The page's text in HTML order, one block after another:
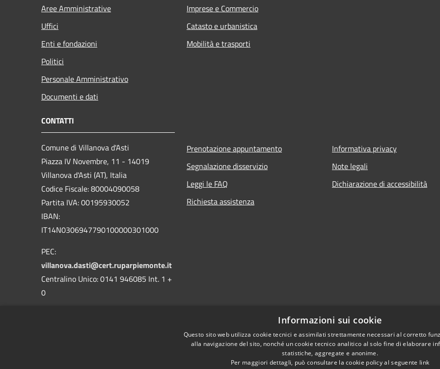
Aree Amministrative
Uffici
Enti e fondazioni
Politici
Personale Amministrativo
Documenti e dati
Imprese e Commercio
Catasto e urbanistica
Mobilità e trasporti
CONTATTI
Comune di Villanova d'Asti
Piazza IV Novembre, 11 - 14019
Villanova d'Asti (AT), Italia
Codice Fiscale: 80004090058
Partita IVA: 00195930052
IBAN:
IT14N0306947790100000301000
PEC:
villanova.dasti@cert.ruparpiemonte.it
Centralino Unico: 0141 946085 Int. 1 +
0
Prenotazione appuntamento
Segnalazione disservizio
Leggi le FAQ
Richiesta assistenza
Informativa privacy
Note legali
Dichiarazione di accessibilità
Mappa del sito
Informazioni sui cookie
Questo sito web utilizza cookie tecnici e assimilati strettamente necessari al corretto
alla navigazione del sito, nonché un cookie tecnico analitico al solo fine di elaborare
statistiche, aggregate e anonime.
Per maggiori dettagli, può consultare la cookie policy al seguente link